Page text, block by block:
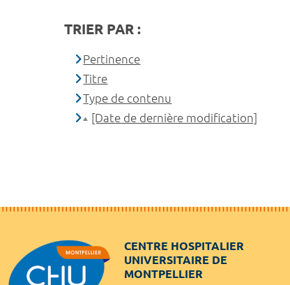
TRIER PAR :
Pertinence
Titre
Type de contenu
[Date de dernière modification]
CENTRE HOSPITALIER
UNIVERSITAIRE DE
MONTPELLIER